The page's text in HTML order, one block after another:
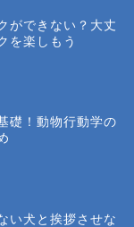
ができない？大丈
を楽しもう
礎！動物行動学の
い犬と挨拶させな